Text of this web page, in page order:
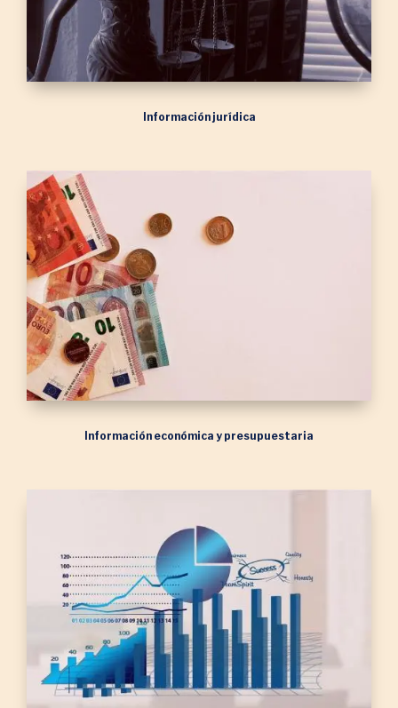
Información jurídica
Información económica y presupuestaria